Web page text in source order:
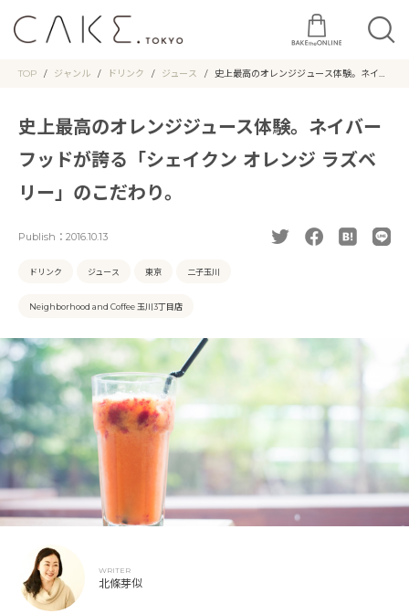
TOP ジャンル ドリンク ジュース
史上最高のオレンジジュース体験。ネイバ
史上最高のオレンジジュース体験。ネイバー
フッドが誇る「シェイクン オレンジ ラズベ
リー」のこだわり。
Publish： 2016.10.13
ドリンク ジュース 東京 二子玉川
Neighborhood and Coffee 玉川3丁目店
WRITER
北條芽似